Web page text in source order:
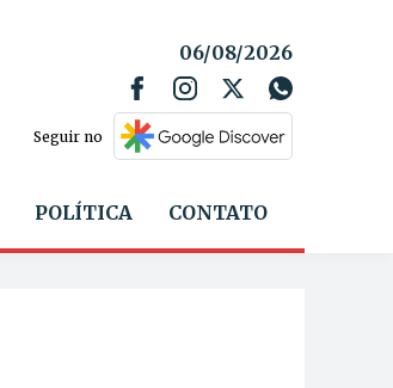
06/08/2026
Seguir no
POLÍTICA CONTATO